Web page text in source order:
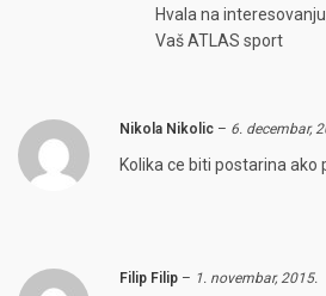
Hvala na
Vaš ATLAS sport
Nikola Nikolic – 6. decembar,
Kolika ce biti postarina ako
Filip Filip – 1. novembar, 2015.